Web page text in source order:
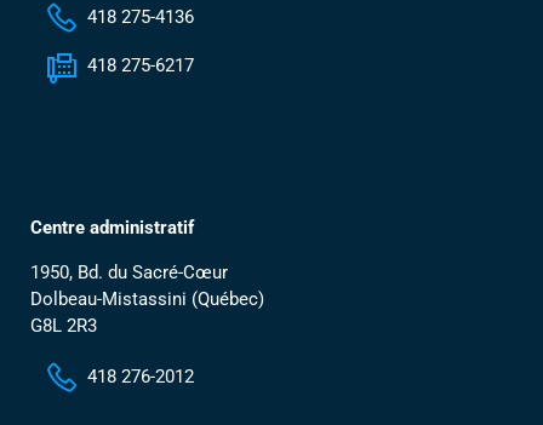
418 275-4136
418 275-6217
Centre administratif
1950, Bd. du Sacré-Cœur
Dolbeau-Mistassini (Québec)
G8L 2R3
418 276-2012